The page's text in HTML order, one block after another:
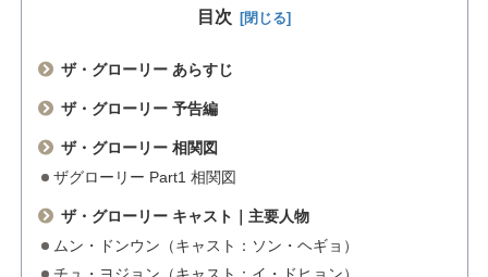
目次
ザ・グローリー あらすじ
ザ・グローリー 予告編
ザ・グローリー 相関図
ザグローリー Part1 相関図
ザ・グローリー キャスト｜主要人物
ムン・ドンウン（キャスト：ソン・ヘギョ）